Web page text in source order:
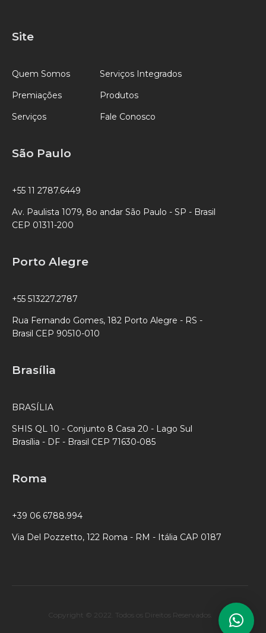
Site
Quem Somos
Premiações
Serviços
Serviços Integrados
Produtos
Fale Conosco
São Paulo
+55 11 2787.6449
Av. Paulista 1079, 8o andar São Paulo - SP - Brasil
CEP 01311-200
Porto Alegre
+55 513227.2787
Rua Fernando Gomes, 182 Porto Alegre - RS -
Brasil CEP 90510-010
Brasília
BRASÍLIA
SHIS QL 10 - Conjunto 8 Casa 20 - Lago Sul
Brasília - DF - Brasil CEP 71630-085
Roma
+39 06 6788.994
Via Del Pozzetto, 122 Roma - RM - Itália CAP 0187
Copyright © 2022. Todos os Direitos Reservados.